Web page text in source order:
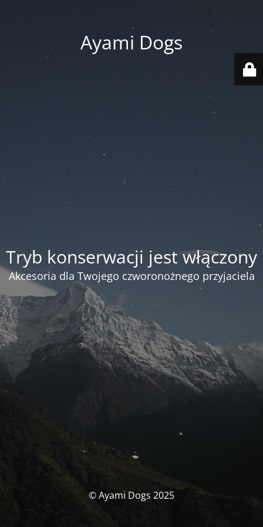
Ayami Dogs
Tryb konserwacji jest włączony
Akcesoria dla Twojego czworonożnego przyjaciela
© Ayami Dogs 2025